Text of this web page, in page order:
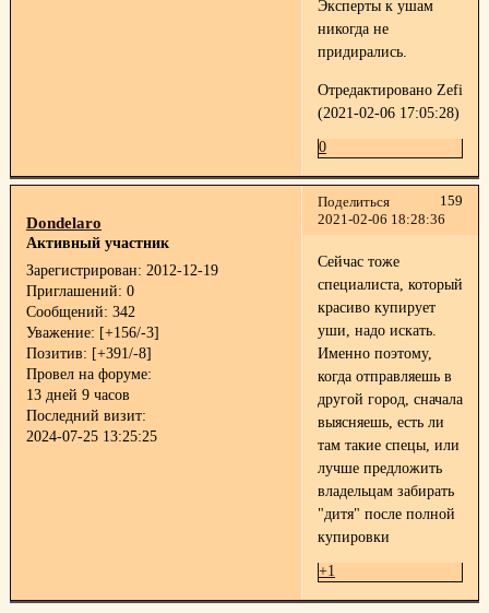
Эксперты к ушам
никогда не
придирались.
Отредактировано Zefi
(2021-02-06 17:05:28)
0
Поделиться
159
2021-02-06 18:28:36
Dondelaro
Активный участник
Зарегистрирован: 2012-12-19
Приглашений: 0
Сообщений: 342
Уважение: [+156/-3]
Позитив: [+391/-8]
Провел на форуме:
13 дней 9 часов
Последний визит:
2024-07-25 13:25:25
Сейчас тоже
специалиста, который
красиво купирует
уши, надо искать.
Именно поэтому,
когда отправляешь в
другой город, сначала
выясняешь, есть ли
там такие спецы, или
лучше предложить
владельцам забирать
"дитя" после полной
купировки
+1